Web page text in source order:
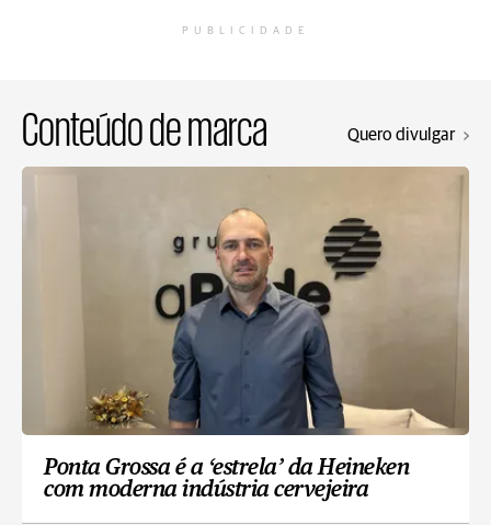
PUBLICIDADE
Conteúdo de marca Quero divulgar
Ponta Grossa é a ‘estrela’ da Heineken
com moderna indústria cervejeira